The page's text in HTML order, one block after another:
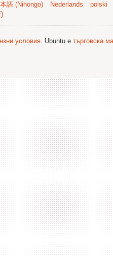
本語 (Nihongo) Nederlands polski
условия. Ubuntu е търговска